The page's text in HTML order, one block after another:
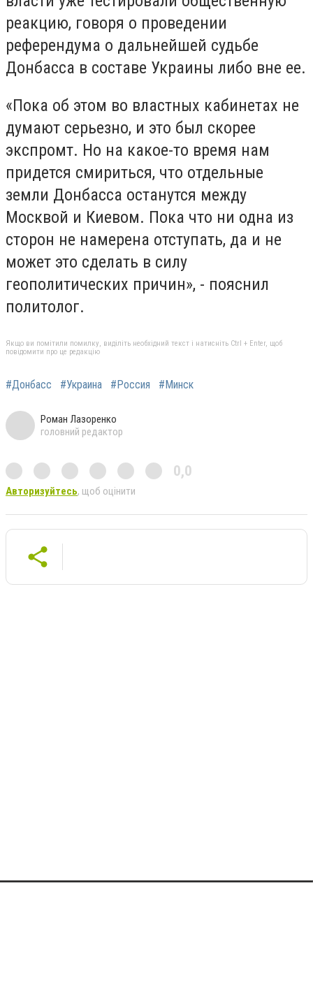
реакцию, говоря о проведении
референдума о дальнейшей судьбе
Донбасса в составе Украины либо вне ее.
«Пока об этом во властных кабинетах не
думают серьезно, и это был скорее
экспромт. Но на какое-то время нам
придется смириться, что отдельные
земли Донбасса останутся между
Москвой и Киевом. Пока что ни одна из
сторон не намерена отступать, да и не
может это сделать в силу
геополитических причин», - пояснил
политолог.
Якщо ви помітили помилку, виділіть необхідний текст і натисніть Ctrl + Enter, щоб
повідомити про це редакцію
#Донбасс #Украина #Россия #Минск
Роман Лазоренко
головний редактор
0,0
Авторизуйтесь, щоб оцінити